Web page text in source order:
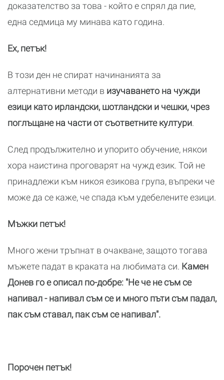
доказателство за това - който е спрял да пие,
една седмица му минава като година.
Ех, петък!
В този ден не спират начинанията за
алтернативни методи в изучаването на чужди
езици като ирландски, шотландски и чешки, чрез
поглъщане на части от съответните култури.
След продължително и упорито обучение, някои
хора наистина проговарят на чужд език. Той не
принадлежи към никоя езикова група, въпреки че
може да се каже, че спада към удебелените езици.
Мъжки петък!
Много жени тръпнат в очакване, защото тогава
мъжете падат в краката на любимата си. Камен
Донев го е описал по-добре: "Не че не съм се
напивал - напивал съм се и много пъти съм падал,
пак съм ставал, пак съм се напивал".
Порочен петък!